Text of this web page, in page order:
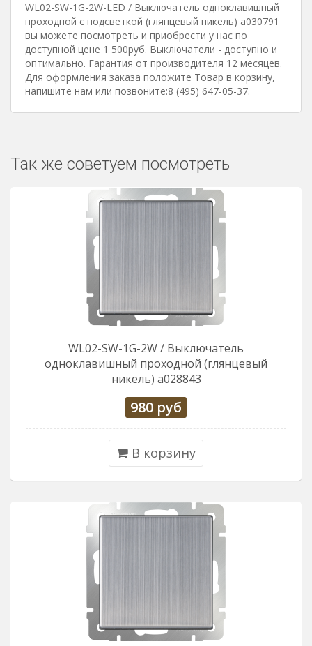
WL02-SW-1G-2W-LED / Выключатель одноклавишный
проходной с подсветкой (глянцевый никель) a030791
вы можете посмотреть и приобрести у нас по
доступной цене 1 500руб. Выключатели - доступно и
оптимально. Гарантия от производителя 12 месяцев.
Для оформления заказа положите Товар в корзину,
напишите нам или позвоните:8 (495) 647-05-37.
Так же советуем посмотреть
WL02-SW-1G-2W / Выключатель
одноклавишный проходной (глянцевый
никель) a028843
980 руб
В корзину